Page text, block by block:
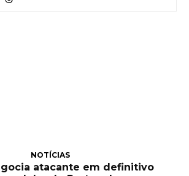
NOTÍCIAS
atacante em definitivo